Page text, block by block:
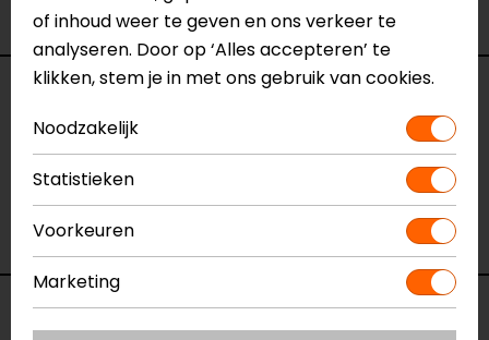
Bekijk onze andere MX brillen.
Specificaties
Naam
Charger Goggle
Model
7202011
Merk
LS2
Kleur
Blauw
Reviews (2)
of inhoud weer te geven en ons verkeer te
analyseren. Door op ‘Alles accepteren’ te
klikken, stem je in met ons gebruik van cookies.
Noodzakelijk
Statistieken
Voorkeuren
Marketing